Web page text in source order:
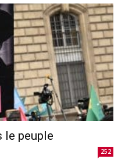
le peuple
252